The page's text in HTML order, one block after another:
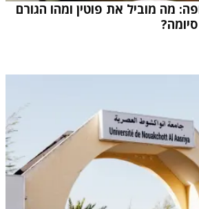
מה מוביל את פוטין ומהו הגורם